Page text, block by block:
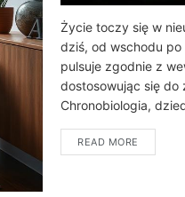
Życie toczy się w
dziś, od wschodu po
pulsuje zgodnie z
dostosowując się do
Chronobiologia,
READ MORE